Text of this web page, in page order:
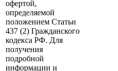
офертой,
определяемой
положением Статьи
437 (2) Гражданского
кодекса РФ. Для
получения
подробной
информации и